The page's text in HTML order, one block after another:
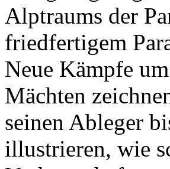
Alptraums der
friedfertigem
Neue Kämpfe
Mächten
seinen Ableger
illustrieren, wie